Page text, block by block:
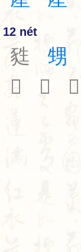
12 nét
甤 甥
𤯩
𤯬 𪽂